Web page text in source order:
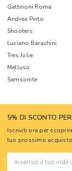
Gattinoni Roma
Andrea Pinto
Shooters
Luciano Barachini
Tres Jolie
Melluso
Samsonite
5% DI SCONTO
Iscriviti ora per
tuo prossimo